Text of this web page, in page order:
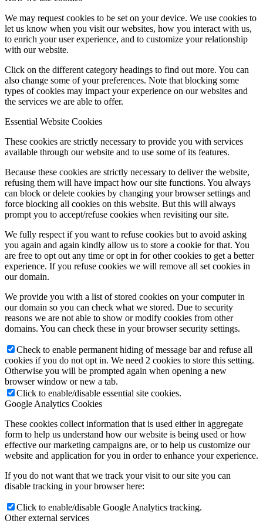
We may request cookies to be set on your device. We use cookies to
let us know when you visit our websites, how you interact with us,
to enrich your user experience, and to customize your relationship
with our website.
Click on the different category headings to find out more. You can
also change some of your preferences. Note that blocking some
types of cookies may impact your experience on our websites and
the services we are able to offer.
Essential Website Cookies
These cookies are strictly necessary to provide you with services
available through our website and to use some of its features.
Because these cookies are strictly necessary to deliver the website,
refusing them will have impact how our site functions. You always
can block or delete cookies by changing your browser settings and
force blocking all cookies on this website. But this will always
prompt you to accept/refuse cookies when revisiting our site.
We fully respect if you want to refuse cookies but to avoid asking
you again and again kindly allow us to store a cookie for that. You
are free to opt out any time or opt in for other cookies to get a better
experience. If you refuse cookies we will remove all set cookies in
our domain.
We provide you with a list of stored cookies on your computer in
our domain so you can check what we stored. Due to security
reasons we are not able to show or modify cookies from other
domains. You can check these in your browser security settings.
Check to enable permanent hiding of message bar and refuse all
cookies if you do not opt in. We need 2 cookies to store this setting.
Otherwise you will be prompted again when opening a new
browser window or new a tab.
Click to enable/disable essential site cookies.
Google Analytics Cookies
These cookies collect information that is used either in aggregate
form to help us understand how our website is being used or how
effective our marketing campaigns are, or to help us customize our
website and application for you in order to enhance your experience.
If you do not want that we track your visit to our site you can
disable tracking in your browser here:
Click to enable/disable Google Analytics tracking.
Other external services